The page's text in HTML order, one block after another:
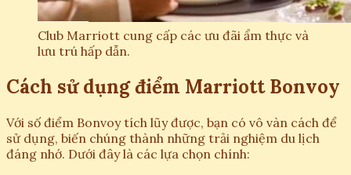
Club Marriott cung cấp các ưu đãi ẩm thực và
lưu trú hấp dẫn.
Cách sử dụng điểm Marriott Bonvoy
Với số điểm Bonvoy tích lũy được, bạn có vô vàn cách để
sử dụng, biến chúng thành những trải nghiệm du lịch
đáng nhớ. Dưới đây là các lựa chọn chính: